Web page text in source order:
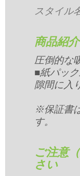
スタイル
商品紹介
圧倒的な
■紙パッ
隙間に入
※保証書
す。
ご注意
さい